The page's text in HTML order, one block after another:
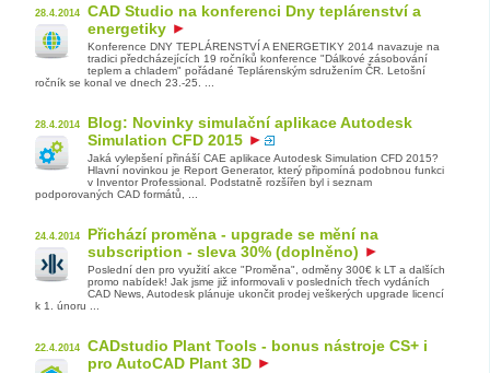
28.4.2014
CAD Studio na konferenci Dny teplárenství a
energetiky
Konference DNY TEPLÁRENSTVÍ A ENERGETIKY 2014 navazuje na
tradici předcházejících 19 ročníků konference "Dálkové zásobování
teplem a chladem" pořádané Teplárenským sdružením ČR. Letošní
ročník se konal ve dnech 23.-25. ...
28.4.2014
Blog: Novinky simulační aplikace Autodesk
Simulation CFD 2015
Jaká vylepšení přináší CAE aplikace Autodesk Simulation CFD 2015?
Hlavní novinkou je Report Generator, který připomíná podobnou funkci
v Inventor Professional. Podstatně rozšířen byl i seznam
podporovaných CAD formátů, ...
24.4.2014
Přichází proměna - upgrade se mění na
subscription - sleva 30% (doplněno)
Poslední den pro využití akce "Proměna", odměny 300€ k LT a dalších
promo nabídek! Jak jsme již informovali v posledních třech vydáních
CAD News, Autodesk plánuje ukončit prodej veškerých upgrade licencí
k 1. únoru ...
22.4.2014
CADstudio Plant Tools - bonus nástroje CS+ i
pro AutoCAD Plant 3D